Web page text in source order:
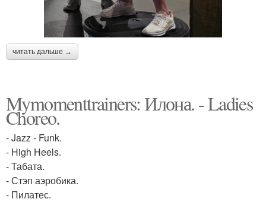
читать дальше →
Mymomenttrainers: Илона. - Ladies
Choreo.
- Jazz - Funk.
- High Heels.
- Табата.
- Стэп аэробика.
- Пилатес.